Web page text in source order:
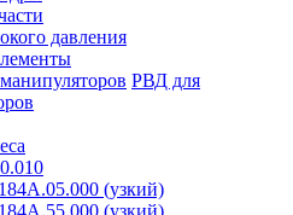
давления
РВД для
(узкий)
(узкий)